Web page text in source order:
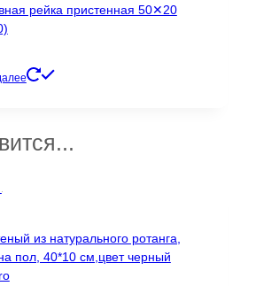
рейка пристенная 50✕20
вариаций.
странице
из натурального ротанга,
пол, 40*10 см,цвет черный